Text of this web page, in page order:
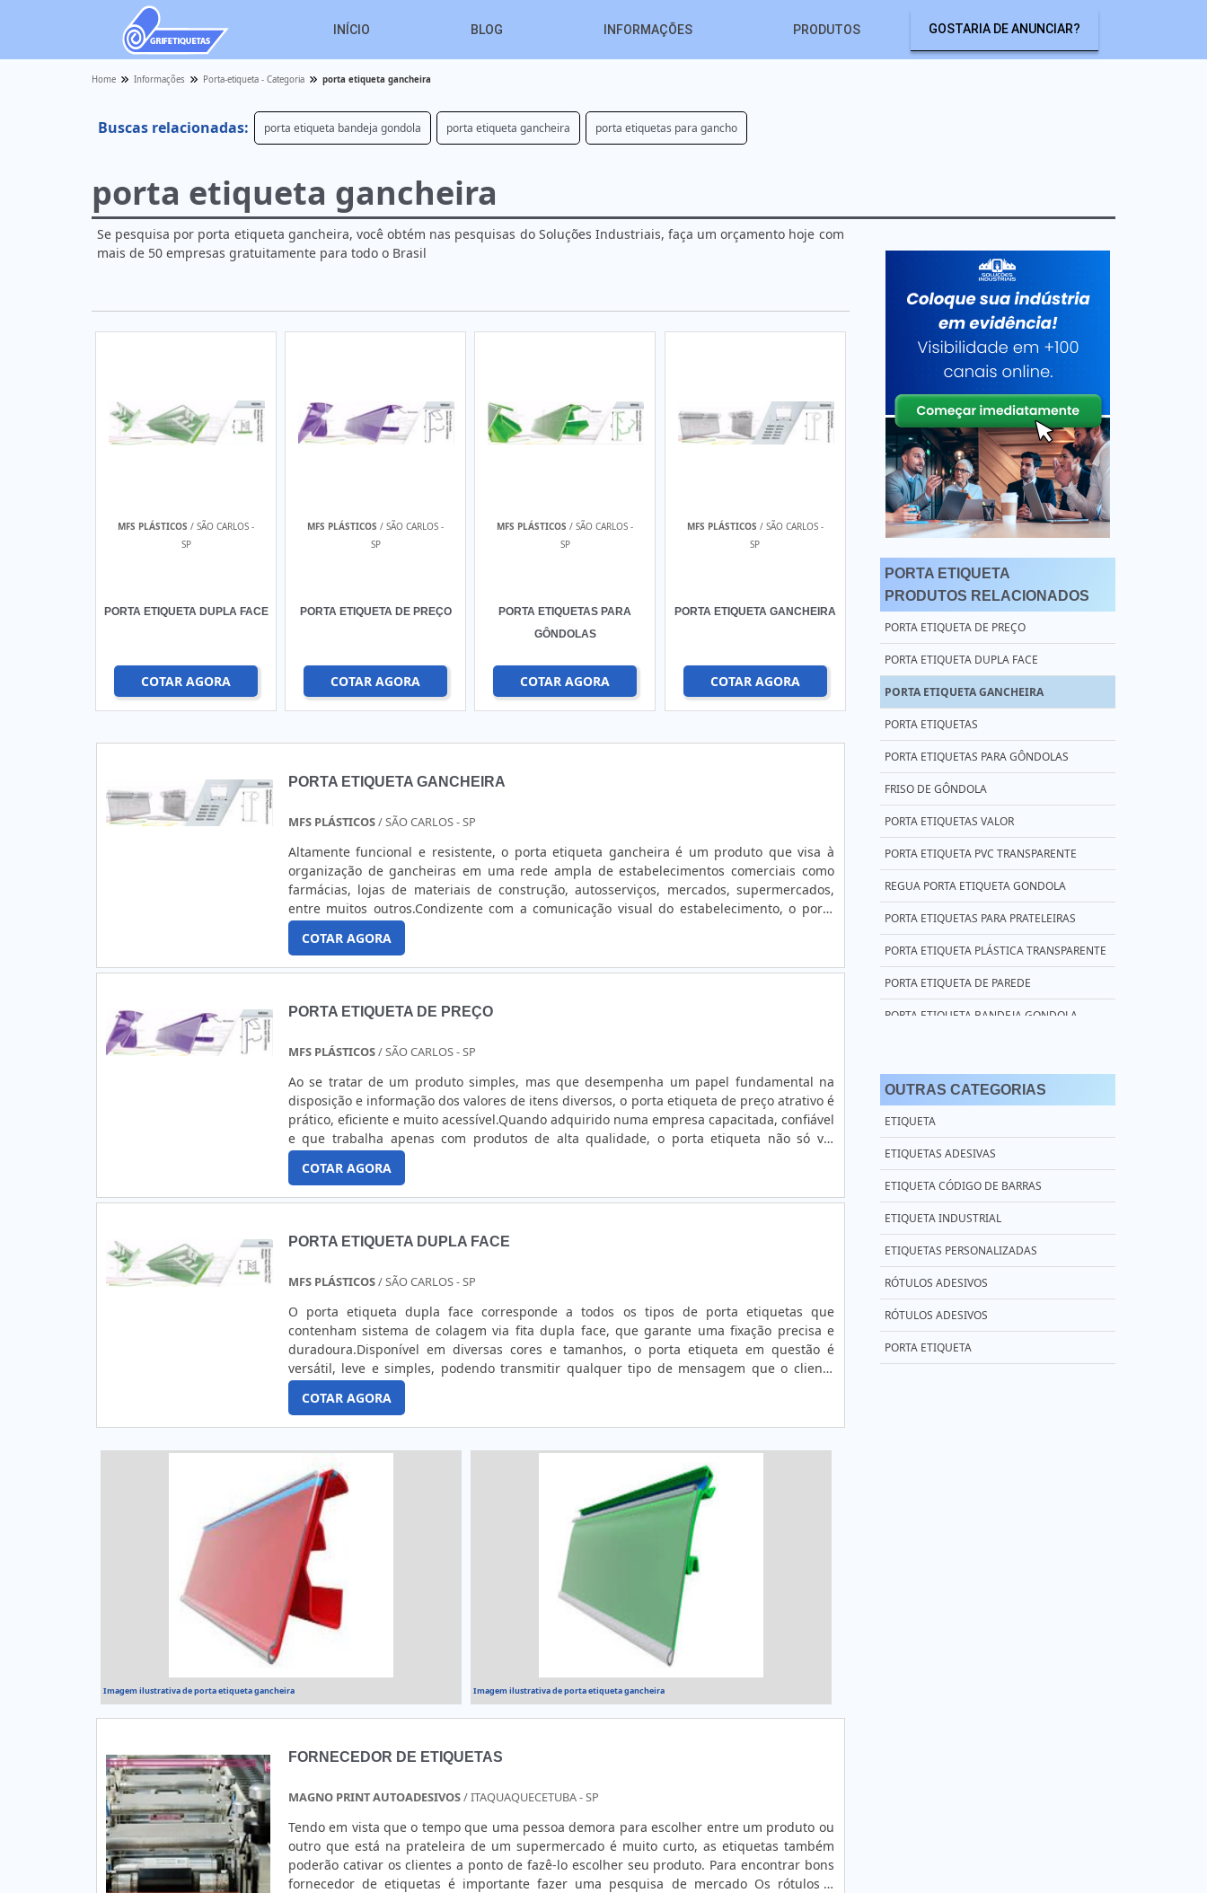
INÍCIO BLOG INFORMAÇÕES PRODUTOS GOSTARIA DE ANUNCIAR?
Home Informações Porta-etiqueta - Categoria porta etiqueta gancheira
Buscas relacionadas: porta etiqueta bandeja gondola porta etiqueta gancheira porta etiquetas para gancho
porta etiqueta gancheira
Se pesquisa por porta etiqueta gancheira, você obtém nas pesquisas do Soluções Industriais, faça um orçamento hoje com
mais de 50 empresas gratuitamente para todo o Brasil
MFS PLÁSTICOS / SÃO CARLOS -
SP
PORTA ETIQUETA DUPLA FACE
COTAR AGORA
MFS PLÁSTICOS / SÃO CARLOS -
SP
PORTA ETIQUETA DE PREÇO
COTAR AGORA
MFS PLÁSTICOS / SÃO CARLOS -
SP
PORTA ETIQUETAS PARA
GÔNDOLAS
COTAR AGORA
MFS PLÁSTICOS / SÃO CARLOS -
SP
PORTA ETIQUETA GANCHEIRA
COTAR AGORA
PORTA ETIQUETA GANCHEIRA
MFS PLÁSTICOS/ SÃO CARLOS - SP
Altamente funcional e resistente, o porta etiqueta gancheira é um produto que visa à
organização de gancheiras em uma rede ampla de estabelecimentos comerciais como
farmácias, lojas de materiais de construção, autosserviços, mercados, supermercados,
entre muitos outros.Condizente com a comunicação visual do estabelecimento, o porta
etiqueta comporta etiquetas de maneira simples e objetiva, tornando-a impermeável e
incapaz de ser violada...
COTAR AGORA
PORTA ETIQUETA DE PREÇO
MFS PLÁSTICOS/ SÃO CARLOS - SP
Ao se tratar de um produto simples, mas que desempenha um papel fundamental na
disposição e informação dos valores de itens diversos, o porta etiqueta de preço atrativo é
prático, eficiente e muito acessível.Quando adquirido numa empresa capacitada, confiável
e que trabalha apenas com produtos de alta qualidade, o porta etiqueta não só vai
atender às demandas, como também irá superar todas as expectativas.Presente na
grande maioria das ...
COTAR AGORA
PORTA ETIQUETA DUPLA FACE
MFS PLÁSTICOS/ SÃO CARLOS - SP
O porta etiqueta dupla face corresponde a todos os tipos de porta etiquetas que
contenham sistema de colagem via fita dupla face, que garante uma fixação precisa e
duradoura.Disponível em diversas cores e tamanhos, o porta etiqueta em questão é
versátil, leve e simples, podendo transmitir qualquer tipo de mensagem que o cliente
desejar. Por ser simples, multifuncional e resistente, ele pode ser aplicado em muitos
locais.Ambientes de uti...
COTAR AGORA
Imagem ilustrativa de porta etiqueta gancheira Imagem ilustrativa de porta etiqueta gancheira
FORNECEDOR DE ETIQUETAS
MAGNO PRINT AUTOADESIVOS/ ITAQUAQUECETUBA - SP
Tendo em vista que o tempo que uma pessoa demora para escolher entre um produto ou
outro que está na prateleira de um supermercado é muito curto, as etiquetas também
poderão cativar os clientes a ponto de fazê-lo escolher seu produto. Para encontrar bons
fornecedor de etiquetas é importante fazer uma pesquisa de mercado Os rótulos e
PORTA ETIQUETA
PRODUTOS RELACIONADOS
PORTA ETIQUETA DE PREÇO
PORTA ETIQUETA DUPLA FACE
PORTA ETIQUETA GANCHEIRA
PORTA ETIQUETAS
PORTA ETIQUETAS PARA GÔNDOLAS
FRISO DE GÔNDOLA
PORTA ETIQUETAS VALOR
PORTA ETIQUETA PVC TRANSPARENTE
REGUA PORTA ETIQUETA GONDOLA
PORTA ETIQUETAS PARA PRATELEIRAS
PORTA ETIQUETA PLÁSTICA TRANSPARENTE
PORTA ETIQUETA DE PAREDE
PORTA ETIQUETA BANDEJA GONDOLA
PORTA ETIQUETA EM PVC
PORTA ETIQUETAS PARA GANCHO
OUTRAS CATEGORIAS
ETIQUETA
ETIQUETAS ADESIVAS
ETIQUETA CÓDIGO DE BARRAS
ETIQUETA INDUSTRIAL
ETIQUETAS PERSONALIZADAS
RÓTULOS ADESIVOS
RÓTULOS ADESIVOS
PORTA ETIQUETA